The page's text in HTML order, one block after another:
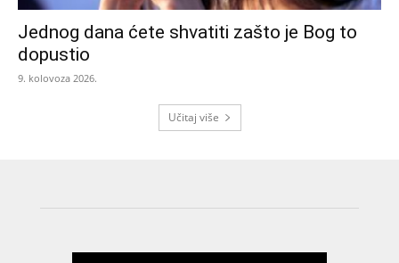
Jednog dana ćete shvatiti zašto je Bog to
dopustio
9. kolovoza 2026.
Učitaj više